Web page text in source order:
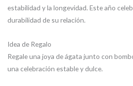
estabilidad y la longevidad. Este año
durabilidad de su relación.
Idea de Regalo
Regale una joya de ágata junto con
una celebración estable y dulce.